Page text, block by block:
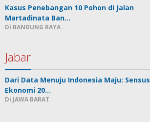
Kasus Penebangan 10 Pohon di Jalan
Martadinata Ban…
Di BANDUNG RAYA
Jabar
Dari Data Menuju Indonesia Maju: Sensus
Ekonomi 20…
Di JAWA BARAT